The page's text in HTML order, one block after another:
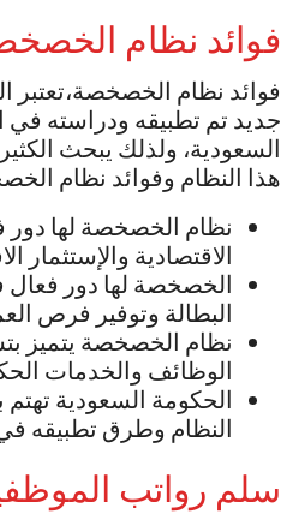
فوائد نظام
فوائد نظام
جديد تم تطبيقه ودراسته في
السعودية، ولذلك يبحث
هذا النظام وفوائد نظام
نظام الخصخصة لها دور
الاقتصادية والإستثمار
الخصخصة لها دور
البطالة وتوفير فرص
نظام الخصخصة يتميز
الوظائف والخدمات
الحكومة السعودية
النظام وطرق تطبيقه
سلم رواتب